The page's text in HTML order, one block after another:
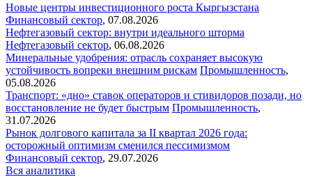
Новые центры инвестиционного роста Кыргызстана
Финансовый сектор, 07.08.2026
Нефтегазовый сектор: внутри идеального шторма
Нефтегазовый сектор, 06.08.2026
Минеральные удобрения: отрасль сохраняет высокую
устойчивость вопреки внешним рискам Промышленность,
05.08.2026
Транспорт: «дно» ставок операторов и стивидоров позади, но
восстановление не будет быстрым Промышленность,
31.07.2026
Рынок долгового капитала за II квартал 2026 года:
осторожный оптимизм сменился пессимизмом
Финансовый сектор, 29.07.2026
Вся аналитика